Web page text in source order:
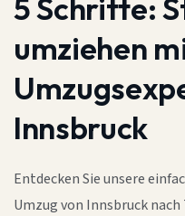
5 Schritte:
umziehen
Innsbruck
Entdecken Sie unsere
Umzug von Innsbruck